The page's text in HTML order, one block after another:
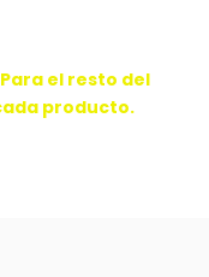
el resto del
producto.